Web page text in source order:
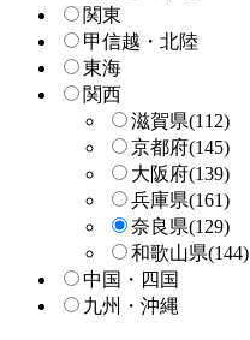
関東
甲信越・北陸
東海
関西
滋賀県(112)
京都府(145)
大阪府(139)
兵庫県(161)
奈良県(129)
和歌山県(144)
中国・四国
九州・沖縄